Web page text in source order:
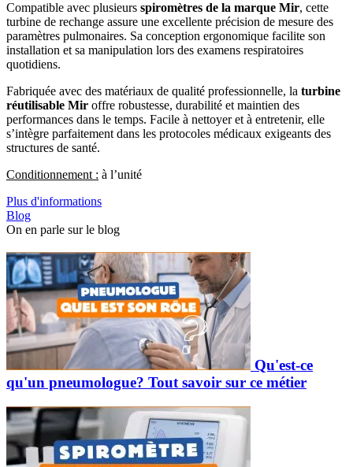
Compatible avec plusieurs spiromètres de la marque Mir, cette
turbine de rechange assure une excellente précision de mesure des
paramètres pulmonaires. Sa conception ergonomique facilite son
installation et sa manipulation lors des examens respiratoires
quotidiens.
Fabriquée avec des matériaux de qualité professionnelle, la turbine
réutilisable Mir offre robustesse, durabilité et maintien des
performances dans le temps. Facile à nettoyer et à entretenir, elle
s’intègre parfaitement dans les protocoles médicaux exigeants des
structures de santé.
Conditionnement : à l’unité
Plus d'informations
Blog
On en parle sur le blog
Qu'est-ce
qu'un pneumologue? Tout savoir sur ce métier